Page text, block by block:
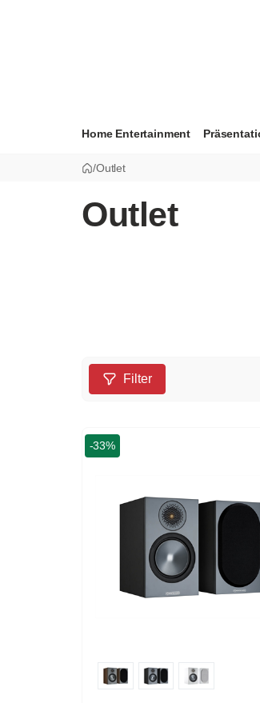
Home Entertainment
/Outlet
Outlet
Filter
-33%